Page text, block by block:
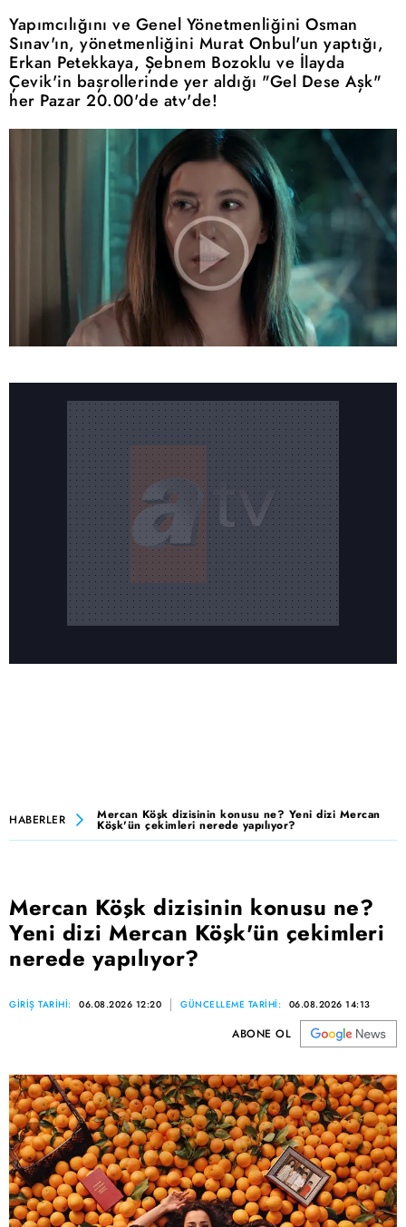
Yapımcılığını ve Genel Yönetmenliğini Osman
Sınav'ın, yönetmenliğini Murat Onbul'un yaptığı,
Erkan Petekkaya, Şebnem Bozoklu ve İlayda
Çevik'in başrollerinde yer aldığı "Gel Dese Aşk"
her Pazar 20.00'de atv'de!
HABERLER Mercan Köşk dizisinin konusu ne? Yeni dizi Mercan
Köşk'ün çekimleri nerede yapılıyor?
Mercan Köşk dizisinin konusu ne?
Yeni dizi Mercan Köşk'ün çekimleri
nerede yapılıyor?
GİRİŞ TARİHİ: 06.08.2026 12:20 GÜNCELLEME TARİHİ: 06.08.2026 14:13
ABONE OL